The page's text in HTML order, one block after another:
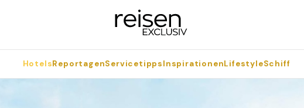
HotelsReportagenServicetippsInspirationenLifestyleSchiff